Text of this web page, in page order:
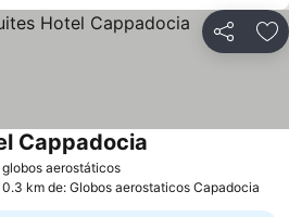
Compartir
aerostáticos
Cappadocia
0.3 km de: Globos aerostaticos Capadocia